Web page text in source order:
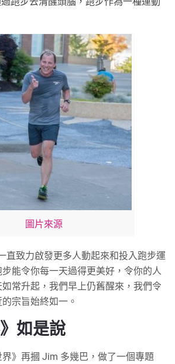
圖片來源
直致力啟發更多人動起來和投入跑步運
能令你每一天過得更美好，令你的人
常升起，我們早上仍舊醒來，我們令
宗旨始終如一。
如是說
》再摑 Jim 多幾巴，做了一個專題